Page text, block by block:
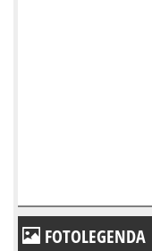
FOTOLEGENDA